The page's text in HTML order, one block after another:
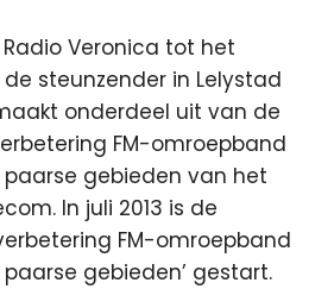
Veronica tot het
steunzender in Lelystad
onderdeel uit van de
FM-omroepband
gebieden van het
In juli 2013 is de
FM-omroepband
gebieden’ gestart.